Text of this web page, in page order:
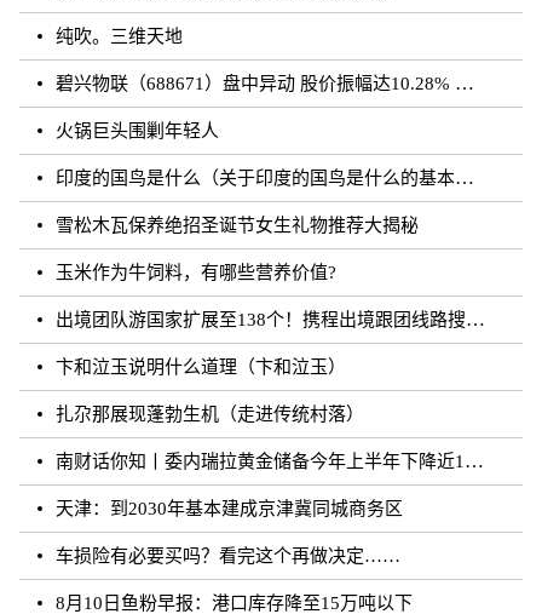
纯吹。三维天地
碧兴物联（688671）盘中异动 股价振幅达10.28% 跌7.03% 报55.2元（08-23）
火锅巨头围剿年轻人
印度的国鸟是什么（关于印度的国鸟是什么的基本详情介绍）
雪松木瓦保养绝招圣诞节女生礼物推荐大揭秘
玉米作为牛饲料，有哪些营养价值?
出境团队游国家扩展至138个！携程出境跟团线路搜索涨超20倍
卞和泣玉说明什么道理（卞和泣玉）
扎尕那展现蓬勃生机（走进传统村落）
南财话你知丨委内瑞拉黄金储备今年上半年下降近12%，原因何在？广东“织网”记：全面迈入“高铁时代”，轨道沿线隆起大产业带
天津：到2030年基本建成京津冀同城商务区
车损险有必要买吗？看完这个再做决定……
8月10日鱼粉早报：港口库存降至15万吨以下